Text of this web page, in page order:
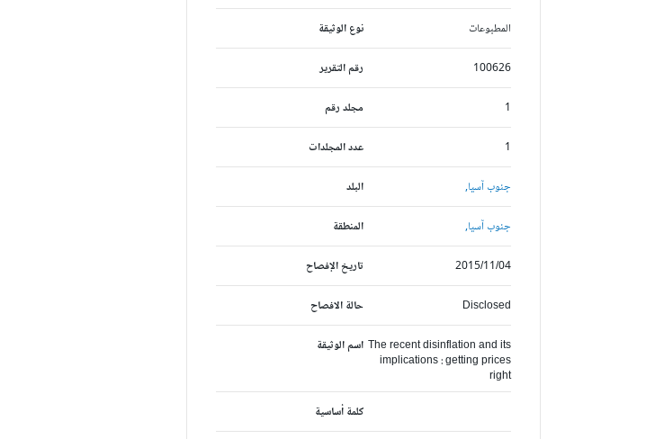
نوع الوثيقة المطبوعات
رقم التقرير 100626
مجلد رقم 1
عدد المجلدات 1
البلد جنوب آسيا,
المنطقة جنوب آسيا,
تاريخ الإفصاح 2015/11/04
حالة الافصاح Disclosed
اسم الوثيقة The recent disinflation and its
implications : getting prices
right
كلمة أساسية